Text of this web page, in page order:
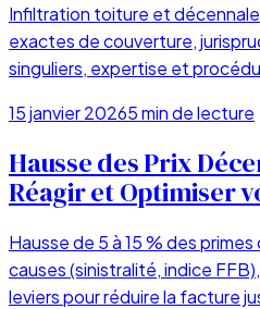
Infiltration toiture et
exactes de couverture,
singuliers, expertise et
15 janvier 20265min de lecture
Hausse des Prix
Réagir et Optimiser
Hausse de 5 à 15 % des
causes (sinistralité, indice
leviers pour réduire la facture